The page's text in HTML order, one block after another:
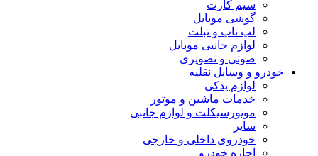
سیم کارت
گوشی موبایل
لپ تاپ و تبلت
لوازم جانبی موبایل
صوتی و تصویری
خودرو و وسایل نقلیه
لوازم یدکی
خدمات ماشین و موتور
موتورسیکلت و لوازم جانبی
سایر
خودروی داخلی و خارجی
اجاره خودرو